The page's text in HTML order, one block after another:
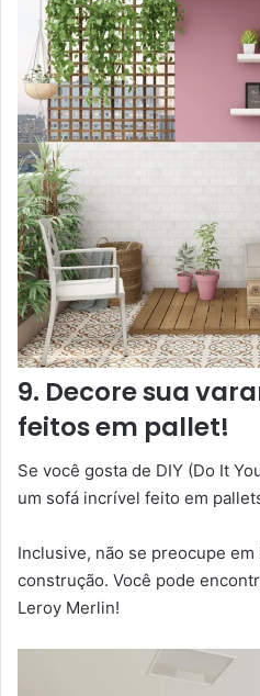
9. Decore sua
feitos em pallet!
Se você gosta de DIY (Do It
um sofá incrível feito em
Inclusive, não se preocupe
construção. Você pode
Leroy Merlin!